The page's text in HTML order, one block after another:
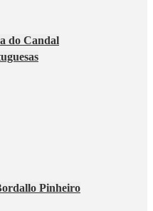
do Candal
Pinheiro